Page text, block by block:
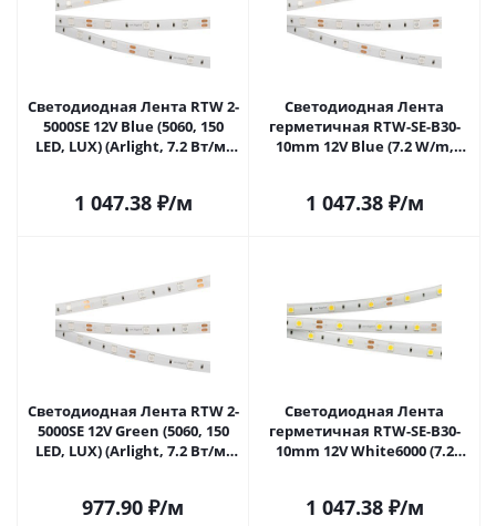
Светодиодная Лента RTW 2-
5000SE 12V Blue (5060, 150
LED, LUX) (Arlight, 7.2 Вт/м,
1 047.38₽/м
Светодиодная Лента
герметичная RTW-SE-B30-
10mm 12V Blue (7.2 W/m,
Самаре
1 047.38₽/м
Светодиодная Лента RTW 2-
5000SE 12V Green (5060, 150
LED, LUX) (Arlight, 7.2 Вт/м,
977.90 ₽/м
Светодиодная Лента
герметичная RTW-SE-B30-
10mm 12V White6000 (7.2
Самаре
1 047.38₽/м